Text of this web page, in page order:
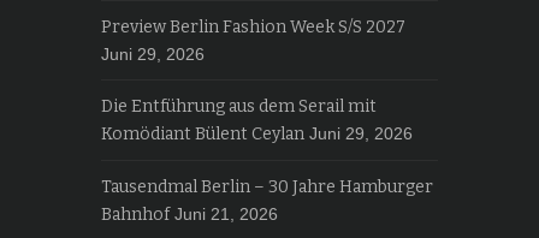
Preview Berlin Fashion Week S/S 2027
Juni 29, 2026
Die Entführung aus dem Serail mit
Komödiant Bülent Ceylan Juni 29, 2026
Tausendmal Berlin – 30 Jahre Hamburger
Bahnhof Juni 21, 2026